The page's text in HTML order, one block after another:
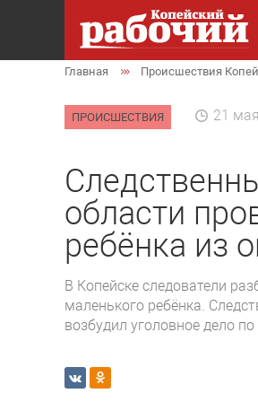
Главная Происшествия
ПРОИСШЕСТВИЯ 21
области
ребёнка из
В Копейске следователи
маленького ребёнка.
возбудил уголовное дело